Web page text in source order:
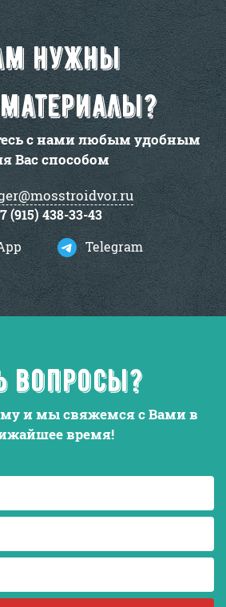
нужны
с нами любым удобным
Вас способом
(915) 438-33-43
Telegram
вопросы?
и мы свяжемся с Вами в
время!